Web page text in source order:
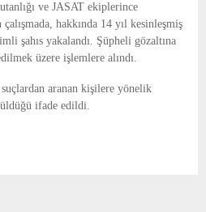
ve JASAT ekiplerince
hakkında 14 yıl kesinleşmiş
şahıs yakalandı. Şüpheli gözaltına
üzere işlemlere alındı.
aranan kişilere yönelik
ifade edildi.